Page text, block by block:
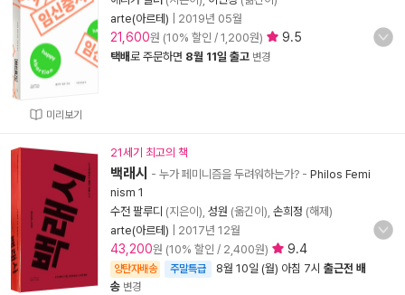
미리보기
arte(아르테)
2019년 05월
21,600원 (10% 할인 / 1,200원) 9.5
택배로 주문하면 8월 11일 출고 변경
21세기 최고의 책
백래시 - 누가 페미니즘을 두려워하는가? - Philos Femi
nism 1
수전 팔루디 (지은이), 성원 (옮긴이), 손희정 (해제)
arte(아르테)
2017년 12월
43,200원 (10% 할인 / 2,400원) 9.4
양탄자배송 주말특급 8월 10일 (월) 아침 7시 출근전 배
송 변경